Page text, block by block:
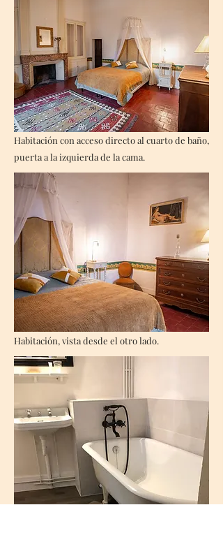
Habitación con acceso directo al cuarto de baño,
puerta a la izquierda de la cama.
Habitación, vista desde el otro lado.